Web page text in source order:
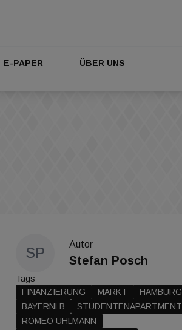
E-PAPER ÜBER UNS
SP
Autor
Stefan Posch
Tags
FINANZIERUNG
MARKT
HAMBURG
BAYERNLB
STUDENTENAPARTMENT
ROMEO UHLMANN